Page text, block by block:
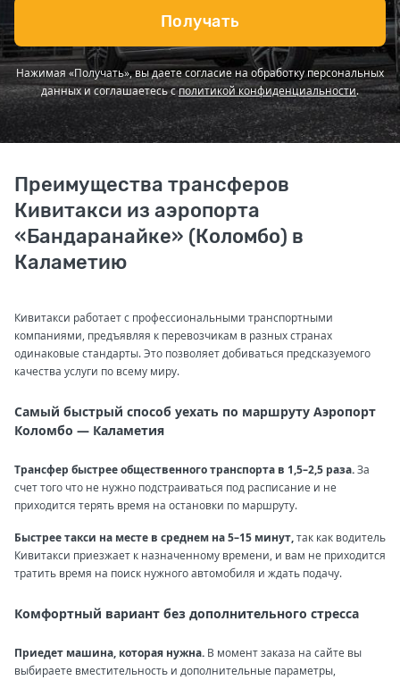
Получать
Нажимая «Получать», вы даете согласие на обработку персональных
данных и соглашаетесь сполитикой конфиденциальности.
Преимущества трансферов
Кивитакси из аэропорта
«Бандаранайке» (Коломбо) в
Каламетию
Кивитакси работает с профессиональными транспортными
компаниями, предъявляя к перевозчикам в разных странах
одинаковые стандарты. Это позволяет добиваться предсказуемого
качества услуги по всему миру.
Самый быстрый способ уехать по маршруту Аэропорт
Коломбо — Каламетия
Трансфер быстрее общественного транспорта в 1,5–2,5 раза.За
счет того что не нужно подстраиваться под расписание и не
приходится терять время на остановки по маршруту.
Быстрее такси на месте в среднем на 5–15 минут,так как водитель
Кивитакси приезжает к назначенному времени, и вам не приходится
тратить время на поиск нужного автомобиля и ждать подачу.
Комфортный вариант без дополнительного стресса
Приедет машина, которая нужна. В момент заказа на сайте вы
выбираете вместительность и дополнительные параметры,